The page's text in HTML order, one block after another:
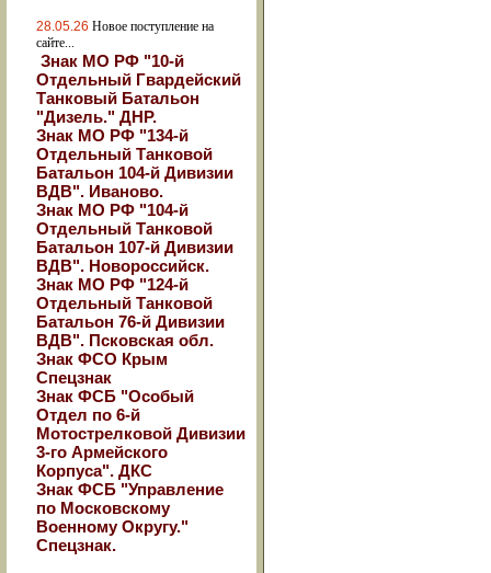
28.05.26 Новое поступление на
сайте...
Знак МО РФ "10-й
Отдельный Гвардейский
Танковый Батальон
"Дизель." ДНР.
Знак МО РФ "134-й
Отдельный Танковой
Батальон 104-й Дивизии
ВДВ". Иваново.
Знак МО РФ "104-й
Отдельный Танковой
Батальон 107-й Дивизии
ВДВ". Новороссийск.
Знак МО РФ "124-й
Отдельный Танковой
Батальон 76-й Дивизии
ВДВ". Псковская обл.
Знак ФСО Крым
Спецзнак
Знак ФСБ "Особый
Отдел по 6-й
Мотострелковой Дивизии
3-го Армейского
Корпуса". ДКС
Знак ФСБ "Управление
по Московскому
Военному Округу."
Спецзнак.